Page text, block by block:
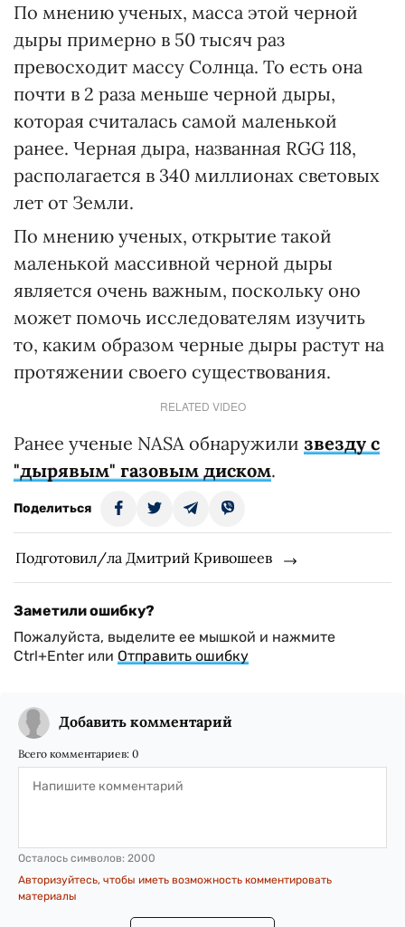
По мнению ученых, масса этой черной
дыры примерно в 50 тысяч раз
превосходит массу Солнца. То есть она
почти в 2 раза меньше черной дыры,
которая считалась самой маленькой
ранее. Черная дыра, названная RGG 118,
располагается в 340 миллионах световых
лет от Земли.
По мнению ученых, открытие такой
маленькой массивной черной дыры
является очень важным, поскольку оно
может помочь исследователям изучить
то, каким образом черные дыры растут на
протяжении своего существования.
RELATED VIDEO
Ранее ученые NASA обнаружили звезду с
"дырявым" газовым диском.
Поделиться
Подготовил/ла Дмитрий Кривошеев
Заметили ошибку?
Пожалуйста, выделите ее мышкой и нажмите
Ctrl+Enter или Отправить ошибку
Добавить комментарий
Всего комментариев: 0
Осталось символов: 2000
Авторизуйтесь, чтобы иметь возможность комментировать
материалы